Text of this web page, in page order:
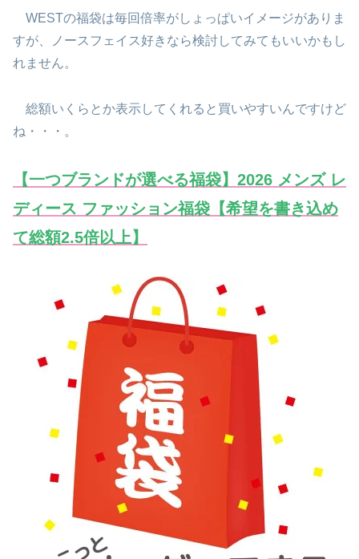
WESTの福袋は毎回倍率がしょっぱいイメージがありま
すが、ノースフェイス好きなら検討してみてもいいかもし
れません。
総額いくらとか表示してくれると買いやすいんですけど
ね・・・。
【一つブランドが選べる福袋】2026 メンズ レ
ディース ファッション福袋【希望を書き込め
て総額2.5倍以上】